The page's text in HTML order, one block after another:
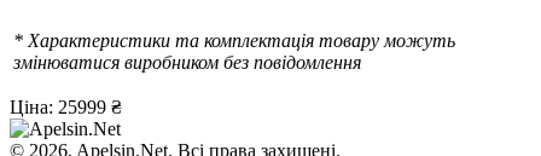
* Характеристики та комплектація товару можуть
змінюватися виробником без повідомлення
Ціна: 25999 ₴
© 2026, Apelsin.Net. Всі права захищені.